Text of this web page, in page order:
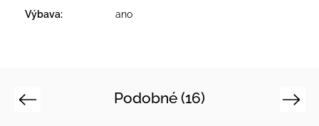
Výbava: ano
Podobné (16)
Previous Next